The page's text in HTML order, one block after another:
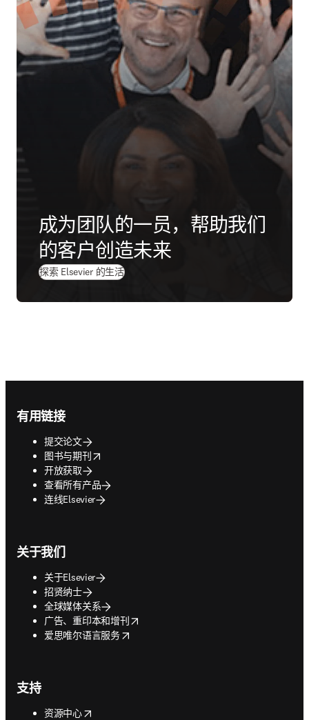
成为团队的一员，帮助我们
的客户创造未来
探索 Elsevier 的生活
有用链接
提交论文
图书与期刊
opens in new tab/window
开放获取
查看所有产品
连线Elsevier
关于我们
关于Elsevier
招贤纳士
全球媒体关系
广告、重印本和增刊
opens in new tab/window
爱思唯尔语言服务
opens in new tab/window
支持
资源中心
opens in new tab/window